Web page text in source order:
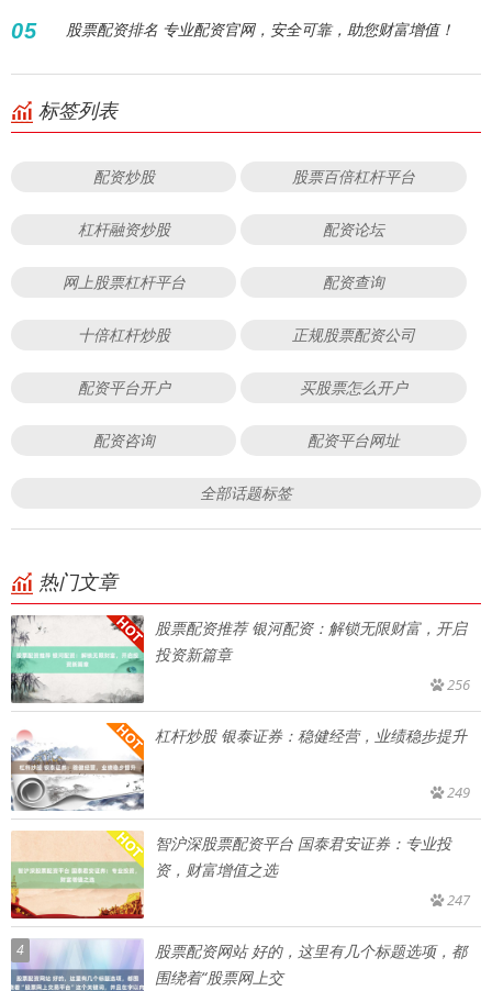
05 股票配资排名 专业配资官网，安全可靠，助您财富增值！
标签列表
配资炒股 股票百倍杠杆平台
杠杆融资炒股 配资论坛
网上股票杠杆平台 配资查询
十倍杠杆炒股 正规股票配资公司
配资平台开户 买股票怎么开户
配资咨询 配资平台网址
全部话题标签
热门文章
股票配资推荐 银河配资：解锁无限财富，开启
投资新篇章
256
杠杆炒股 银泰证券：稳健经营，业绩稳步提升
249
智沪深股票配资平台 国泰君安证券：专业投
资，财富增值之选
247
4
股票配资网站 好的，这里有几个标题选项，都
围绕着“股票网上交